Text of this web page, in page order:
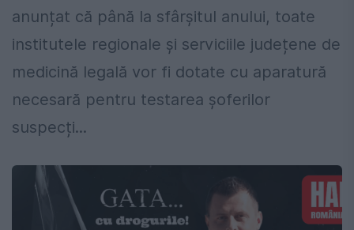
anunțat că până la sfârșitul anului, toate
institutele regionale și serviciile județene de
medicină legală vor fi dotate cu aparatură
necesară pentru testarea șoferilor
suspecți...